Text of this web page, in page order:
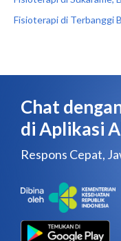
Fisioterapi di Terbanggi